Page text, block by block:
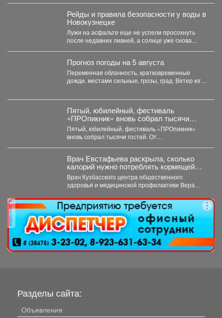
Рейды и правила безопасности у воды в
Новокузнецке
Лужи на асфальте еще не успели просохнуть
после недавних ливней, а солнце уже снова
Прогноз погоды на 5 августа
Переменная облачность, кратковременные
дожди, местами сильные, грозы, град. Ветер юго-
Пятый, юбилейный, фестиваль
«ПРОпикник» вновь собрал тысячи
гостей.
Пятый, юбилейный, фестиваль «ПРОпикник»
вновь собрал тысячи гостей. От
Врач Евстафьева раскрыла, сколько
калорий нужно потреблять кормящей
маме
Врач Кузбасского центра общественного
здоровья и медицинской профилактики Вера
зависит...
реклама
Разделы сайта:
Объявления